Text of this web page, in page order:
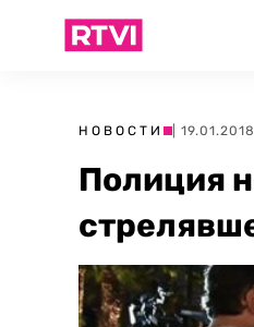
НОВОСТИ |
Полиция